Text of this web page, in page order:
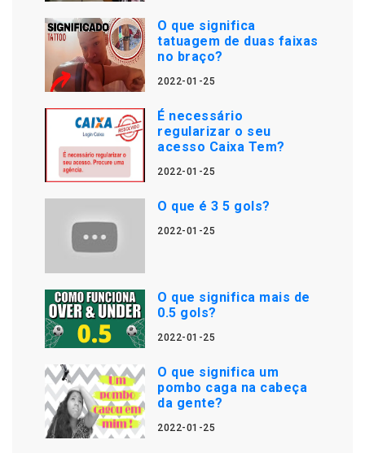
O que significa
tatuagem de duas faixas
no braço?
2022-01-25
É necessário
regularizar o seu
acesso Caixa Tem?
2022-01-25
O que é 3 5 gols?
2022-01-25
O que significa mais de
0.5 gols?
2022-01-25
O que significa um
pombo caga na cabeça
da gente?
2022-01-25